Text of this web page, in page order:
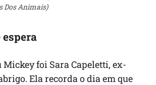
Dos Animais)
espera
Mickey foi Sara Capeletti, ex-
Ela recorda o dia em que